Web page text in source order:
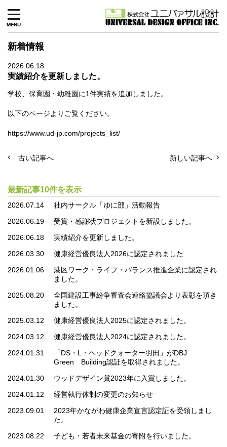
MENU
新着情報
2026.06.18
実績紹介を更新しました。
学校、保育園・幼稚園に1件実績を追加しました。
以下のページよりご覧ください。
https://www.ud-jp.com/projects_list/
古い記事へ 新しい記事へ
最新記事10件を表示
2026.07.14
社内サークル「ゆに部」活動報告
2026.06.19
受賞・感謝状プロジェクトを新設しました。
2026.06.18
実績紹介を更新しました。
2026.03.30
健康経営優良法人2026に認定されました
2026.01.06
港区ワーク・ライフ・バランス推進企業に認定され
ました。
2025.08.20
全国建設工事紛争審査会連絡協議会より表彰を頂き
ました。
2025.03.12
健康経営優良法人2025に認定されました。
2024.03.12
健康経営優良法人2024に認定されました。
2024.01.31
「DS・L・ヘッドクォーター羽田」がDBJ
Green Building認証を取得されました。
2024.01.30
ウッドデザイン賞2023年に入賞しました。
2024.01.12
経営執行体制の変更のお知らせ
2023.09.01
2023年かながわ健康企業宣言認定証を受領しまし
た。
2023.08.22
子ども・若者未来基金の寄附を行いました。